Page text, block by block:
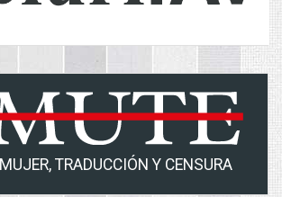
MUJER, TRADUCCIÓN Y CENSURA